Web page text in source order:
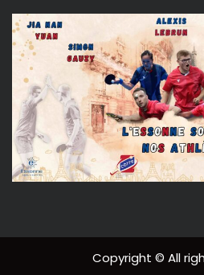
Copyright © All